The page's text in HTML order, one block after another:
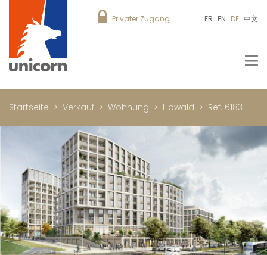
Privater Zugang FR EN DE 中文
Startseite Verkauf Wohnung Howald Ref. 6183